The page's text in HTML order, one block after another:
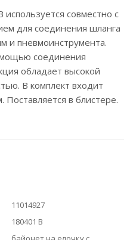
совместно с
для соединения шланга
и пневмоинструмента.
соединения
обладает высокой
В комплект входит
в блистере.
11014927
180401 B